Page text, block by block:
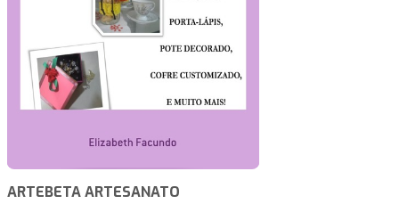
ARTEBETA ARTESANATO